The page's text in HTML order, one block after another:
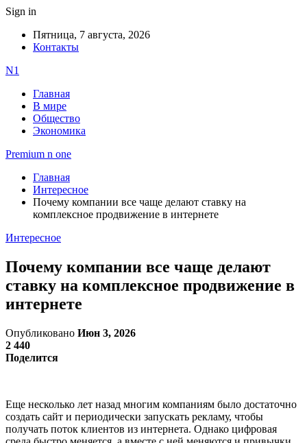
Sign in
Пятница, 7 августа, 2026
Контакты
N1
Главная
В мире
Общество
Экономика
Premium n one
Главная
Интересное
Почему компании все чаще делают ставку на
комплексное продвижение в интернете
Интересное
Почему компании все чаще делают
ставку на комплексное продвижение в
интернете
Опубликовано Июн 3, 2026
2 440
Поделится
Еще несколько лет назад многим компаниям было достаточно
создать сайт и периодически запускать рекламу, чтобы
получать поток клиентов из интернета. Однако цифровая